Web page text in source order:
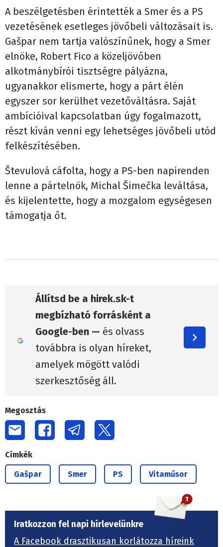
A beszélgetésben érintették a Smer és a PS
vezetésének esetleges jövőbeli változásait is.
Gašpar nem tartja valószínűnek, hogy a Smer
elnöke, Robert Fico a közeljövőben
alkotmánybírói tisztségre pályázna,
ugyanakkor elismerte, hogy a párt élén
egyszer sor kerülhet vezetőváltásra. Saját
ambícióival kapcsolatban úgy fogalmazott,
részt kíván venni egy lehetséges jövőbeli utód
felkészítésében.
Števulová cáfolta, hogy a PS-ben napirenden
lenne a pártelnök, Michal Šimečka leváltása,
és kijelentette, hogy a mozgalom egységesen
támogatja őt.
Állítsd be a hirek.sk-t
megbízható forrásként a
Google-ben — és olvass
továbbra is olyan híreket,
amelyek mögött valódi
szerkesztőség áll.
Megosztás
Címkék
Gašpar Smer PS Vitaműsor
Iratkozzon fel napi hírlevelünkre
A Facebook drasztikusan korlátozza híreink